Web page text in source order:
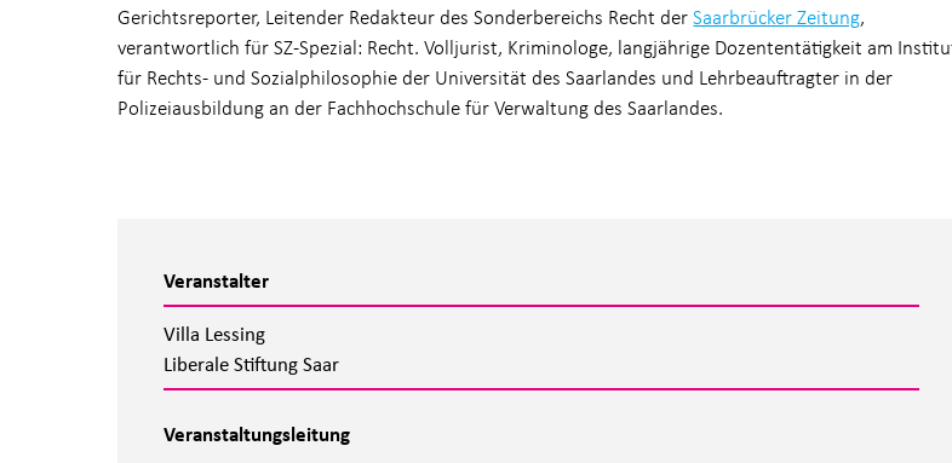
Gerichtsreporter, Leitender Redakteur des Sonderbereichs Recht derSaarbrücker Zeitung,
verantwortlich für SZ-Spezial: Recht. Volljurist, Kriminologe, langjährige Dozententätigkeit am
für Rechts- und Sozialphilosophie der Universität des Saarlandes und Lehrbeauftragter in der
Polizeiausbildung an der Fachhochschule für Verwaltung des Saarlandes.
Veranstalter
Villa Lessing
Liberale Stiftung Saar
Veranstaltungsleitung